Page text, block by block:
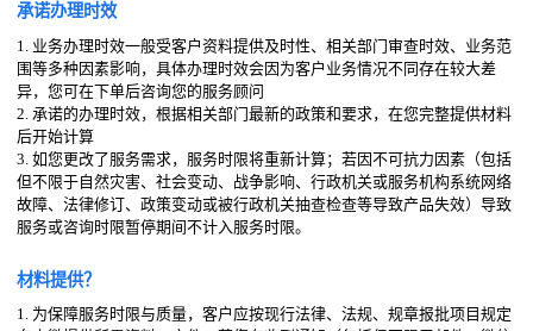
承诺办理时效
1. 业务办理时效一般受客户资料提供及时性、相关部门审查时效、业务范
围等多种因素影响，具体办理时效会因为客户业务情况不同存在较大差
异，您可在下单后咨询您的服务顾问
2. 承诺的办理时效，根据相关部门最新的政策和要求，在您完整提供材料
后开始计算
3. 如您更改了服务需求，服务时限将重新计算；若因不可抗力因素（包括
但不限于自然灾害、社会变动、战争影响、行政机关或服务机构系统网络
故障、法律修订、政策变动或被行政机关抽查检查等导致产品失效）导致
服务或咨询时限暂停期间不计入服务时限。
材料提供？
1. 为保障服务时限与质量，客户应按现行法律、法规、规章报批项目规定